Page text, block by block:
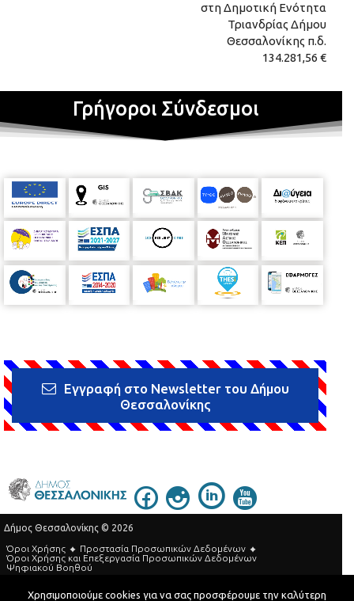
στη Δημοτική Ενότητα
Τριανδρίας Δήμου
Θεσσαλονίκης π.δ.
134.281,56 €
Γρήγοροι Σύνδεσμοι
Εγγραφή στο Newsletter του Δήμου
Θεσσαλονίκης
Δήμος Θεσσαλονίκης © 2026
Όροι Χρήσης
Προστασία Προσωπικών Δεδομένων
Όροι Xρήσης και Eπεξεργασία Προσωπικών Δεδομένων
Ψηφιακού Βοηθού
Τηλεφωνικός Κατάλογος
Χρησιμοποιούμε cookies για να σας προσφέρουμε την καλύτερη